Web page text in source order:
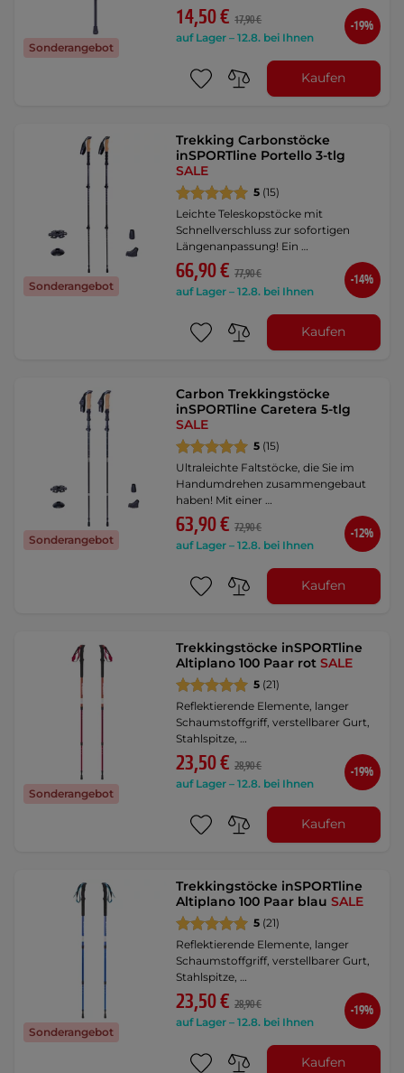
Sonderangebot
14,50 € 17,90 €
auf Lager – 12.8. bei Ihnen
-19%
Kaufen
Sonderangebot
Trekking Carbonstöcke
inSPORTline Portello 3-tlg
SALE
5 (15)
Leichte Teleskopstöcke mit
Schnellverschluss zur sofortigen
Längenanpassung! Ein …
66,90 € 77,90 €
auf Lager – 12.8. bei Ihnen
-14%
Kaufen
Sonderangebot
Carbon Trekkingstöcke
inSPORTline Caretera 5-tlg
SALE
5 (15)
Ultraleichte Faltstöcke, die Sie im
Handumdrehen zusammengebaut
haben! Mit einer …
63,90 € 72,90 €
auf Lager – 12.8. bei Ihnen
-12%
Kaufen
Sonderangebot
Trekkingstöcke inSPORTline
Altiplano 100 Paar rotSALE
5 (21)
Reflektierende Elemente, langer
Schaumstoffgriff, verstellbarer Gurt,
Stahlspitze, …
23,50 € 28,90 €
auf Lager – 12.8. bei Ihnen
-19%
Kaufen
Sonderangebot
Trekkingstöcke inSPORTline
Altiplano 100 Paar blauSALE
5 (21)
Reflektierende Elemente, langer
Schaumstoffgriff, verstellbarer Gurt,
Stahlspitze, …
23,50 € 28,90 €
auf Lager – 12.8. bei Ihnen
-19%
Kaufen